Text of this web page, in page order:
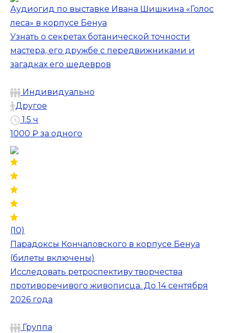
Аудиогид по выставке Ивана Шишкина «Голос
леса» в корпусе Бенуа
Узнать о секретах ботанической точности
мастера, его дружбе с передвижниками и
загадках его шедевров
Индивидуально
Другое
1.5 ч
1000 ₽ за одного
(10)
Парадоксы Кончаловского в корпусе Бенуа
(билеты включены)
Исследовать ретроспективу творчества
противоречивого живописца. До 14 сентября
2026 года
Группа